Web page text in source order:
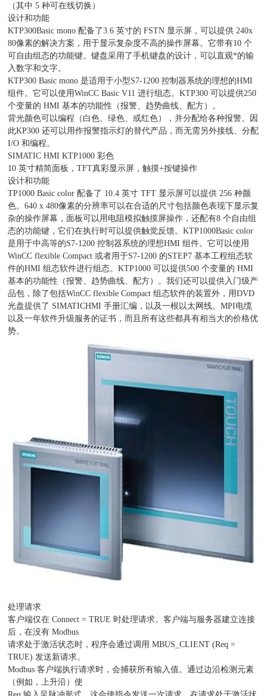
（其中 5 种可在线切换）
设计和功能
KTP300Basic mono 配备了3.6 英寸的 FSTN 显示屏，可以提供 240x
80像素的解决方案，用于显示复杂度不高的操作屏幕。它带有10 个
可自由组态的功能键。键盘采用了手机键盘的设计，可以直观*的输
入数字和文字。
KTP300 Basic mono 是适用于小型S7-1200 控制器系统的理想的HMI
组件。它可以使用WinCC Basic V11 进行组态。KTP300 可以提供250
个变量的 HMI 基本的功能性（报警、趋势曲线、配方）。
背光颜色可以编程（白色、绿色、或红色），并分配给各种报警。因
此KP300 还可以用作报警指示灯的替代产品，而无需另外接线、分配
I/O 和编程。
SIMATIC HMI KTP1000 彩色
10 英寸精简面板，TFT真彩显示屏，触摸+按键操作
设计和功能
TP1000 Basic color 配备了 10.4 英寸 TFT 显示屏可以提供 256 种颜
色。640 x 480像素的分辨率可以在合适的尺寸包括颜色表现下显示复
杂的操作屏幕，面板可以用电阻模拟触摸屏操作，还配有8 个自由组
态的功能键，它们在执行时可以提供触觉反馈。KTP1000Basic color
是用于中高等的S7-1200 控制器系统的理想HMI 组件。它可以使用
WinCC flexible Compact 或者用于S7-1200 的STEP7 基本工程组态软
件的HMI 组态软件进行组态。KTP1000 可以提供500 个变量的 HMI
基本的功能性（报警、趋势曲线、配方）。我们还可以提供入门级产
品包，除了包括WinCC flexible Compact 组态软件的装置外，用DVD
光盘提供了 SIMATICHMI 手册汇编，以及一根以太网线。MPI电缆
以及一年软件升级服务的证书，而且所有这些都具有相当大的价格优
势。
处理请求
客户端仅在 Connect = TRUE 时处理请求。客户端与服务器建立连接
后，在没有 Modbus
请求处于激活状态时，程序会通过调用 MBUS_CLIENT (Req =
TRUE) 发送新请求。
Modbus 客户端执行请求时，会捕获所有输入值。通过边沿检测元素
（例如，上升沿）使